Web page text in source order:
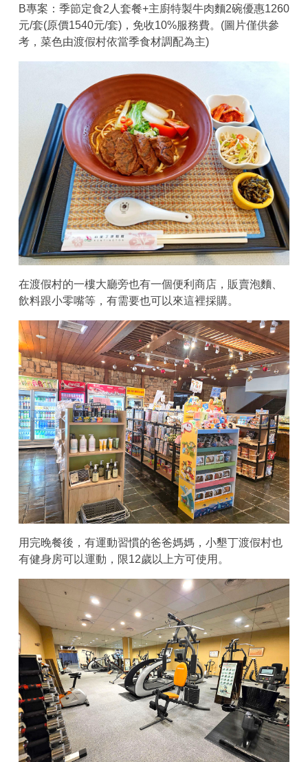
B專案：季節定食2人套餐+主廚特製牛肉麵2碗優惠1260
元/套(原價1540元/套)，免收10%服務費。(圖片僅供參
考，菜色由渡假村依當季食材調配為主)
在渡假村的一樓大廳旁也有一個便利商店，販賣泡麵、
飲料跟小零嘴等，有需要也可以來這裡採購。
用完晚餐後，有運動習慣的爸爸媽媽，小墾丁渡假村也
有健身房可以運動，限12歲以上方可使用。